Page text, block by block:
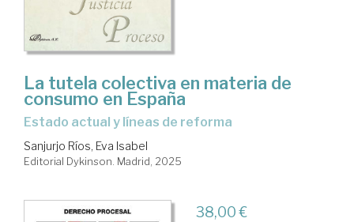
La tutela colectiva en materia de
consumo en España
Estado actual y líneas de reforma
Sanjurjo Ríos, Eva Isabel
Editorial Dykinson. Madrid, 2025
38,00 €